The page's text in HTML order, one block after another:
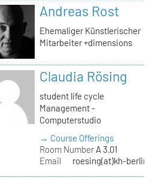
Andreas Rost
Ehemaliger Künstlerischer
Mitarbeiter +dimensions
Claudia Rösing
student life cycle
Management -
Computerstudio
→ Course Offerings
Room NumberA 3.01
Email
roesing(at)kh-